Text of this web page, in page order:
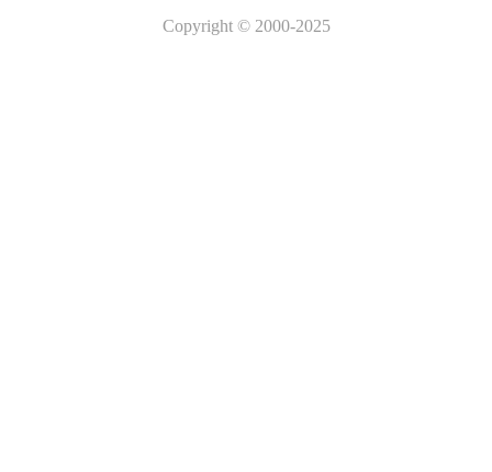
Copyright© 2000-2025